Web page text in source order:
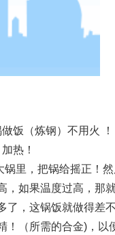
饭（炼钢）不用火 ！
热！
里，把锅给摇正！
，如果温度过高，那
了，这锅饭就做得差
！（所需的合金)，以